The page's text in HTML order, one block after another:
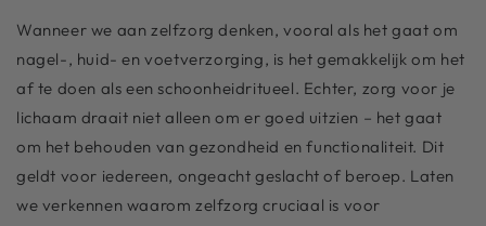
Wanneer we aan zelfzorg denken, vooral als het gaat om
nagel-, huid- en voetverzorging, is het gemakkelijk om het
af te doen als een schoonheidritueel. Echter, zorg voor je
lichaam draait niet alleen om er goed uitzien – het gaat
om het behouden van gezondheid en functionaliteit. Dit
geldt voor iedereen, ongeacht geslacht of beroep. Laten
we verkennen waarom zelfzorg cruciaal is voor